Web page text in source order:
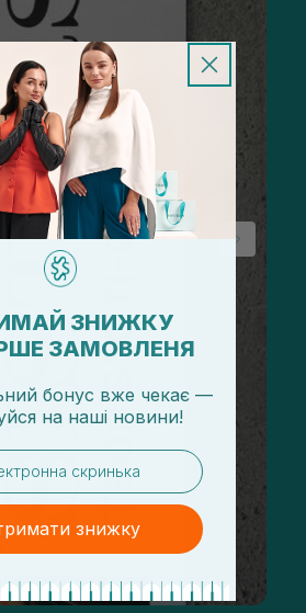
ЗНИЖКУ
ЗАМОВЛЕНЯ
бонус вже чекає —
на наші новини!
знижку